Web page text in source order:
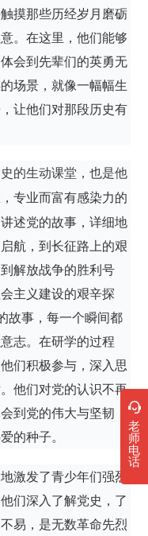
摸那些历经岁月磨砺
。在这里，他们能够
会到先辈们的英勇无
场景，就像一幅幅生
让他们对那段历史有
的生动课堂，也是他
专业而富有感染力的
述党的故事，详细地
航，到长征路上的艰
解放战争的胜利号
主义建设的艰辛探
故事，每一个瞬间都
志。在研学的过程
们积极参与，深入思
他们对党的认识不再
到党的伟大与坚韧，
的种子。
激发了青少年们强烈
们深入了解党史，了
易，是无数革命先烈
老
师
电
话